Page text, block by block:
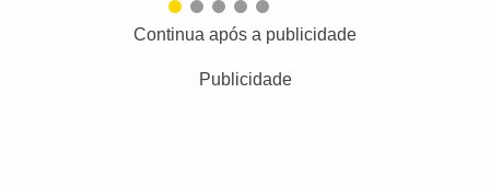
Continua após a publicidade
Publicidade